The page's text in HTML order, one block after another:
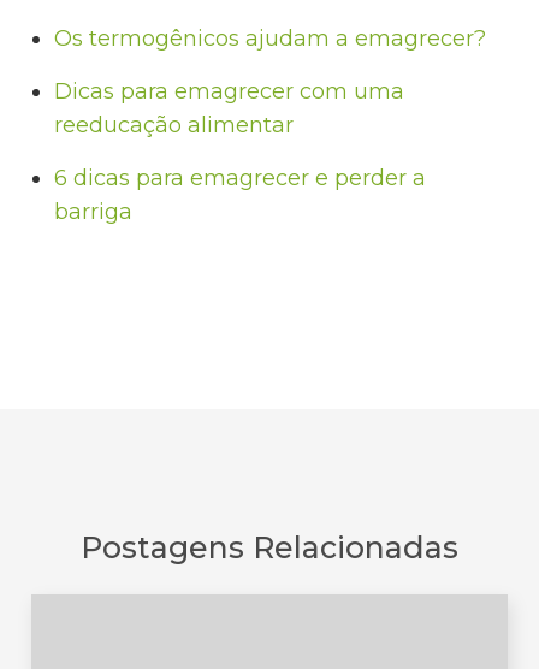
Os termogênicos ajudam a emagrecer?
Dicas para emagrecer com uma
reeducação alimentar
6 dicas para emagrecer e perder a
barriga
Postagens Relacionadas